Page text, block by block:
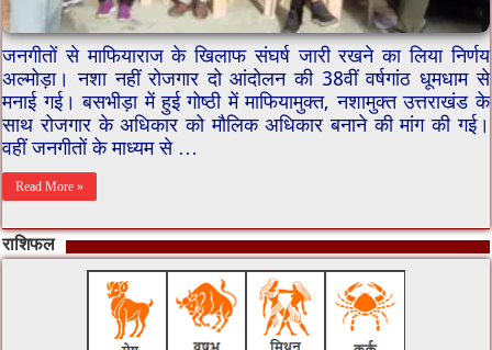
जनगीतों से माफियाराज के खिलाफ संघर्ष जारी रखने का लिया निर्णय
अल्मोड़ा। नशा नहीं रोजगार दो आंदोलन की 38वीं वर्षगांठ धूमधाम से
मनाई गई। बसभीड़ा में हुई गोष्ठी में माफियामुक्त, नशामुक्त उत्तराखंड के
साथ रोजगार के अधिकार को मौलिक अधिकार बनाने की मांग की गई।
वहीं जनगीतों के माध्यम से …
Read More »
राशिफल